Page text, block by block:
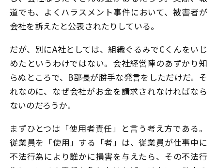
道でも、よくハラスメント事件において、被害者が
会社を訴えたと公表されたりしている。
だが、別にA社としては、組織ぐるみでCくんをいじ
めたというわけではない。会社経営陣のあずかり知
らぬところで、B部長が勝手な発言をしただけだ。そ
れなのに、なぜ会社がお金を請求されなければなら
ないのだろうか。
まずひとつは「使用者責任」と言う考え方である。
従業員を「使用」する「者」は、従業員が仕事中に
不法行為により誰かに損害を与えたら、その不法行